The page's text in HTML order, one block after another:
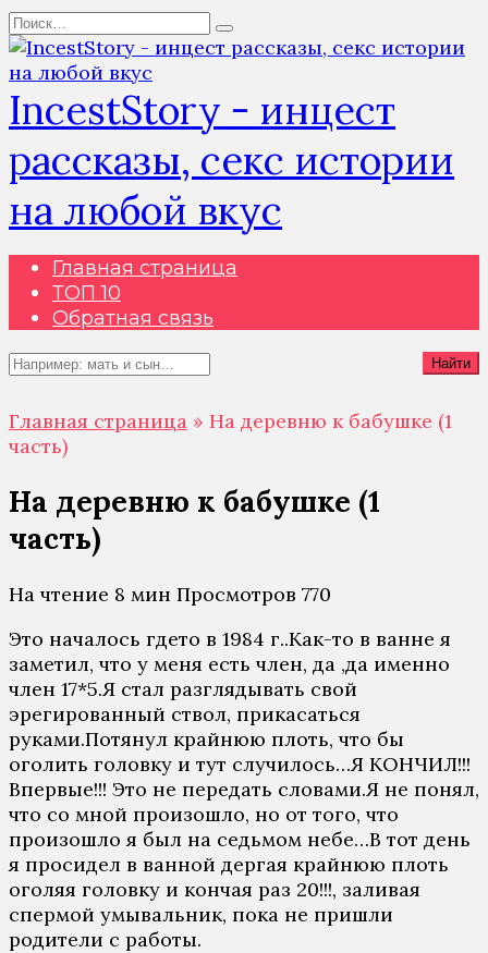
Перейти
к
содержанию
Search
for:
IncestStory - инцест
рассказы, секс истории
на любой вкус
Главная страница
ТОП 10
Обратная связь
Search
Найти
Главная страница » На деревню к бабушке (1
часть)
На деревню к бабушке (1
часть)
На чтение 8 мин Просмотров 770
Это началось гдето в 1984 г..Как-то в ванне я
заметил, что у меня есть член, да ,да именно
член 17*5.Я стал разглядывать свой
эрегированный ствол, прикасаться
руками.Потянул крайнюю плоть, что бы
оголить головку и тут случилось…Я КОНЧИЛ!!!
Впервые!!! Это не передать словами.Я не понял,
что со мной произошло, но от того, что
произошло я был на седьмом небе…В тот день
я просидел в ванной дергая крайнюю плоть
оголяя головку и кончая раз 20!!!, заливая
спермой умывальник, пока не пришли
родители с работы.